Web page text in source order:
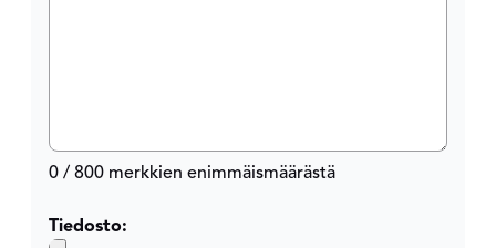
0 / 800 merkkien enimmäismäärästä
Tiedosto: